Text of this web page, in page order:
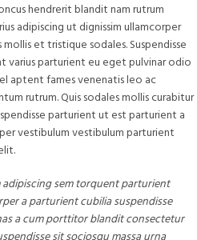
hendrerit blandit nam rutrum
adipiscing ut dignissim ullamcorper
et tristique sodales. Suspendisse
varius parturient eu eget pulvinar odio
aptent fames venenatis leo ac
rutrum. Quis sodales mollis curabitur
parturient ut est parturient a
vestibulum vestibulum parturient
sem torquent parturient
a parturient cubilia suspendisse
a cum porttitor blandit consectetur